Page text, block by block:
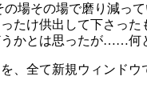
場その場で磨り減っ
たけ供出して下さっ
かとは思ったが……何
全て新規ウィンドウ